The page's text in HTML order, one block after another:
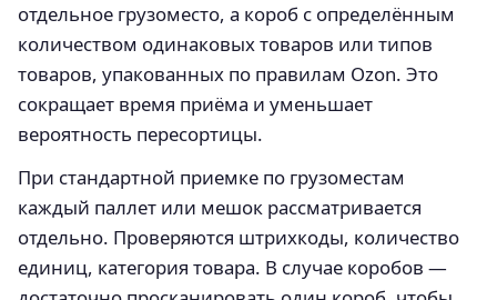
отдельное грузоместо, а короб с определённым
количеством одинаковых товаров или типов
товаров, упакованных по правилам Ozon. Это
сокращает время приёма и уменьшает
вероятность пересортицы.
При стандартной приемке по грузоместам
каждый паллет или мешок рассматривается
отдельно. Проверяются штрихкоды, количество
единиц, категория товара. В случае коробов —